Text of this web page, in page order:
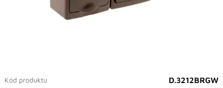
Kód produktu D.3212BRGW